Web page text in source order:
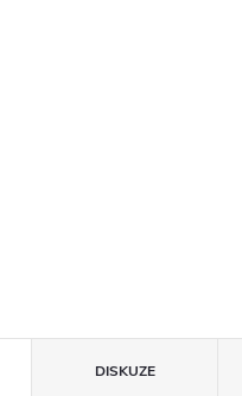
DISKUZE